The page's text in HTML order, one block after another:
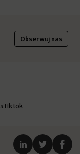
Obserwuj nas
#tiktok